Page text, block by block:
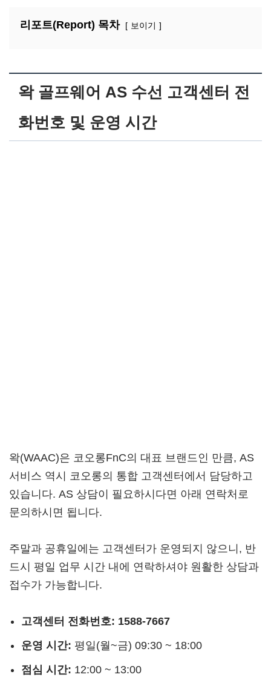
리포트(Report) 목차 보이기
왁 골프웨어 AS 수선 고객센터 전
화번호 및 운영 시간
왁(WAAC)은 코오롱FnC의 대표 브랜드인 만큼, AS
서비스 역시 코오롱의 통합 고객센터에서 담당하고
있습니다. AS 상담이 필요하시다면 아래 연락처로
문의하시면 됩니다.
주말과 공휴일에는 고객센터가 운영되지 않으니, 반
드시 평일 업무 시간 내에 연락하셔야 원활한 상담과
접수가 가능합니다.
고객센터 전화번호: 1588-7667
운영 시간: 평일(월~금) 09:30 ~ 18:00
점심 시간: 12:00 ~ 13:00